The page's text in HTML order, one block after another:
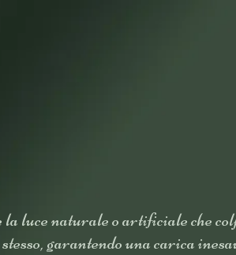
luce naturale o artificiale che
garantendo una carica